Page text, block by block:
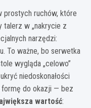
prostych ruchów, które
talerz w „nakrycie z
narzędzi:
To ważne, bo serwetka
wygląda „celowo”
niedoskonałości
formę do okazji — bez
wartość: